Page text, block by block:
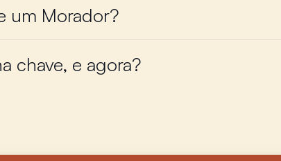
um Morador?
chave, e agora?